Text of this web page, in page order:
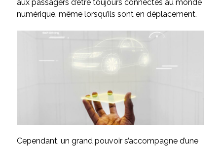
aux passagers d’être toujours connectés au monde
numérique, même lorsqu’ils sont en déplacement.
Cependant, un grand pouvoir s’accompagne d’une